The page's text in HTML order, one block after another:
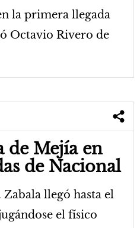
la primera llegada
Octavio Rivero de
de Mejía en
de Nacional
llegó hasta el
el físico